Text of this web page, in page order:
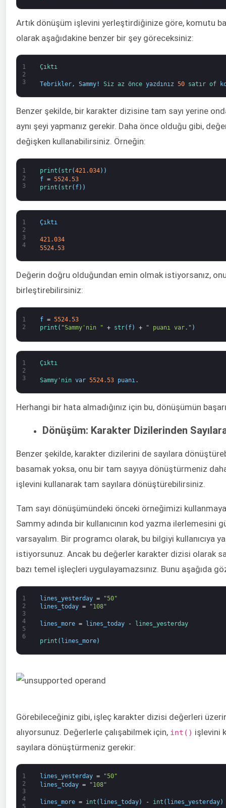
Artık dönüşüm işlevini yerleştirdiğinize göre, komutu
olarak aşağıdakine benzer bir şey göreceksiniz:
1
2
3
Çıktı
Tebrikler, Sammy! Siz az önce yazdınız 50 satır of
Benzer şekilde, bir karakter dizisine tam sayı yerine
aynı şeyi yapmanız gerekir. Daha önce olduğu gibi,
değişken kullanabilirsiniz. Örneğin:
1
2
3
print ( str(421.034) )
f = 5524.53
print ( str( f) )
1
2
3
4
Çıktı
421.034
5524.53
Değerin doğru olduğundan emin olmak istiyorsanız,
birleştirebilirsiniz:
1
2
f = 5524.53
print ( "Sammy'nin " + str( f) + " puanı var." )
1
2
3
Çıktı
Sammy'nin var 5524.53 puanı .
Herhangi bir hata almadığınız için bu, dönüşümün
Dönüşüm: Karakter Dizilerinden
Benzer şekilde, karakter dizilerini de sayılara
basamak yoksa, onu bir tam sayıya dönüştürmeniz
işlevini kullanarak tam sayılara dönüştürebilirsiniz.
Tam sayı dönüşümündeki önceki örneğimizi
Sammy adında bir kullanıcının kod yazma
varsayalım. Bir programcı olarak, bu bilgiyi kullanıcıya
istiyorsunuz. Ancak bu değerler karakter dizisi olarak
bazı temel işleçleri uygulayamazsınız. Bunu aşağıda
1
2
3
4
5
6
lines_yesterday =
"50"
lines_today = "108"
lines_more = lines_today - lines_yesterday
print ( lines_more)
Görebileceğiniz gibi, işleç karakter dizisi değerleri
alıyorsunuz. Değerlerle çalışabilmek için, int() işlevini
sayılara dönüştürmeniz gerekir:
1
2
3
4
lines_yesterday =
"50"
lines_today = "108"
lines_more = int ( lines_today) - int ( lines_yesterday)